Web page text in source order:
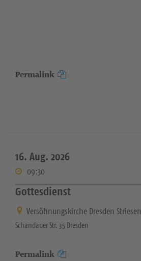
Permalink
16. Aug. 2026
09:30
Gottesdienst
Versöhnungskirche Dresden Striesen
Schandauer Str. 35 Dresden
Permalink